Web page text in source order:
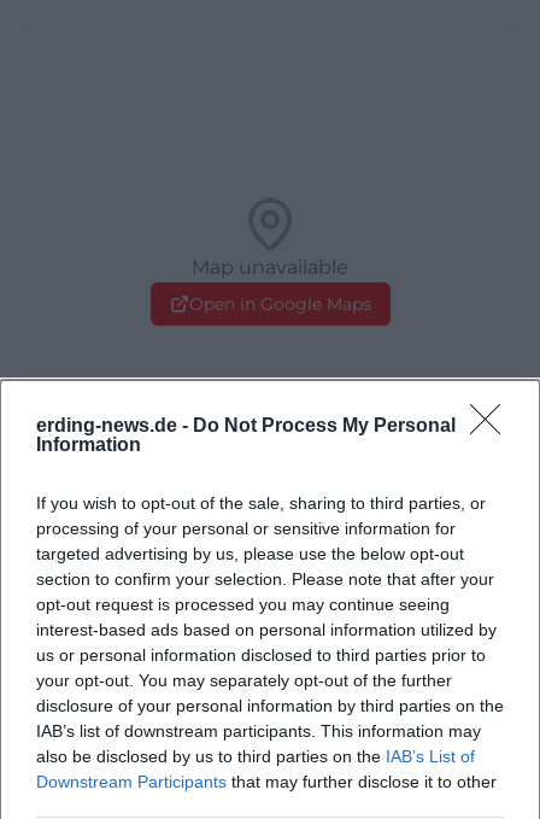
erding-news.de - Do Not Process My Personal
Information
If you wish to opt-out of the sale, sharing to third parties, or
processing of your personal or sensitive information for
targeted advertising by us, please use the below opt-out
section to confirm your selection. Please note that after your
opt-out request is processed you may continue seeing
interest-based ads based on personal information utilized by
us or personal information disclosed to third parties prior to
your opt-out. You may separately opt-out of the further
disclosure of your personal information by third parties on the
IAB’s list of downstream participants. This information may
also be disclosed by us to third parties on the IAB’s List of
Downstream Participants that may further disclose it to other
Map unavailable
Open in Google Maps
Häufig gestellte Fragen
Wann beginnt das Sinnflut Festival 2026?
Wo genau findet das Festival statt?
Was kann man auf dem Festival erwarten?